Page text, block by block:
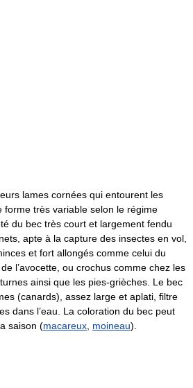
lames cornées qui entourent les
forme très variable selon le régime
du bec très court et largement fendu
apte à la capture des insectes en vol,
et fort allongés comme celui du
l’avocette, ou crochus comme chez les
ainsi que les pies-grièches. Le bec
(canards), assez large et aplati, filtre
dans l’eau. La coloration du bec peut
saison (macareux moineau).